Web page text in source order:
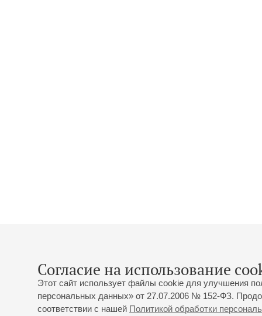
Согласие на использование
Этот сайт использует файлы cookie для улучшения
персональных данных» от 27.07.2006 № 152-ФЗ.
соответствии с нашей Политикой обработки